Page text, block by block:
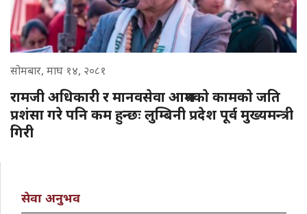
सोमबार, माघ १४, २०८१
रामजी अधिकारी र मानवसेवा आश्रमकाे कामकाे जति
प्रशंसा गरे पनि कम हुन्छः लुम्बिनी प्रदेश पूर्व मुख्यमन्त्री
गिरी
सेवा अनुभव